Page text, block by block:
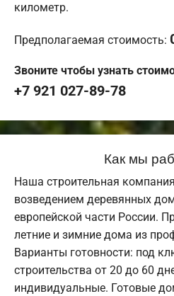
километр.
Предполагаемая стоимость:
Звоните чтобы узнать
+7 921 027-89-78
Как мы
Наша строительная
возведением деревянных
европейской части России.
летние и зимние дома из
Варианты готовности: под
строительства от 20 до 60
индивидуальные. Готовые